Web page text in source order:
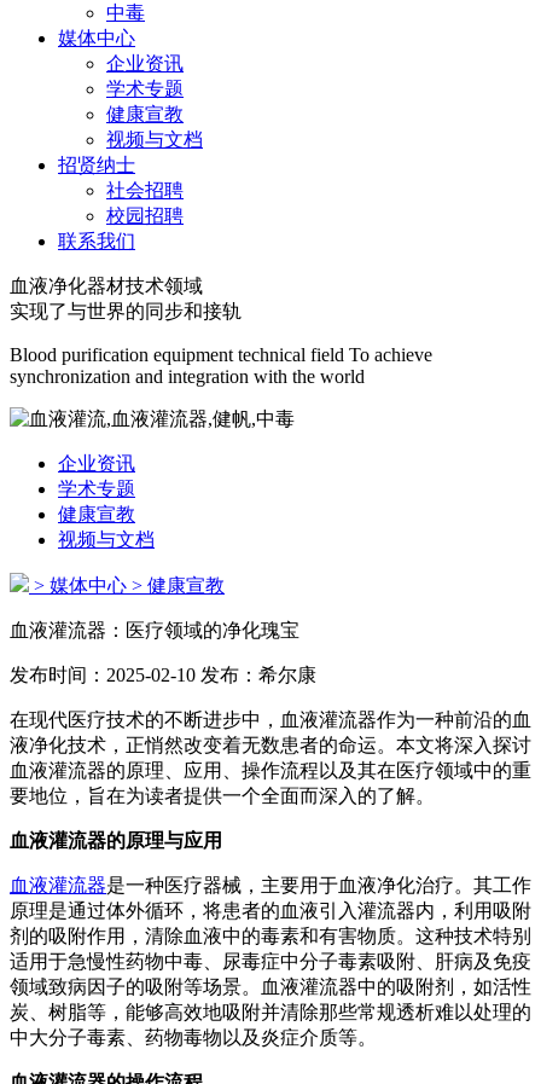
中毒
媒体中心
企业资讯
学术专题
健康宣教
视频与文档
招贤纳士
社会招聘
校园招聘
联系我们
血液净化器材技术领域
实现了与世界的同步和接轨
Blood purification equipment technical field To achieve
synchronization and integration with the world
企业资讯
学术专题
健康宣教
视频与文档
> 媒体中心 > 健康宣教
血液灌流器：医疗领域的净化瑰宝
发布时间：2025-02-10 发布：希尔康
在现代医疗技术的不断进步中，血液灌流器作为一种前沿的血
液净化技术，正悄然改变着无数患者的命运。本文将深入探讨
血液灌流器的原理、应用、操作流程以及其在医疗领域中的重
要地位，旨在为读者提供一个全面而深入的了解。
血液灌流器的原理与应用
血液灌流器是一种医疗器械，主要用于血液净化治疗。其工作
原理是通过体外循环，将患者的血液引入灌流器内，利用吸附
剂的吸附作用，清除血液中的毒素和有害物质。这种技术特别
适用于急慢性药物中毒、尿毒症中分子毒素吸附、肝病及免疫
领域致病因子的吸附等场景。血液灌流器中的吸附剂，如活性
炭、树脂等，能够高效地吸附并清除那些常规透析难以处理的
中大分子毒素、药物毒物以及炎症介质等。